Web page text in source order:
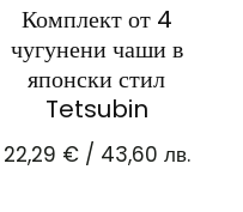
Комплект от 4
чугунени чаши в
японски стил
Tetsubin
22,29 €/ 43,60 лв.